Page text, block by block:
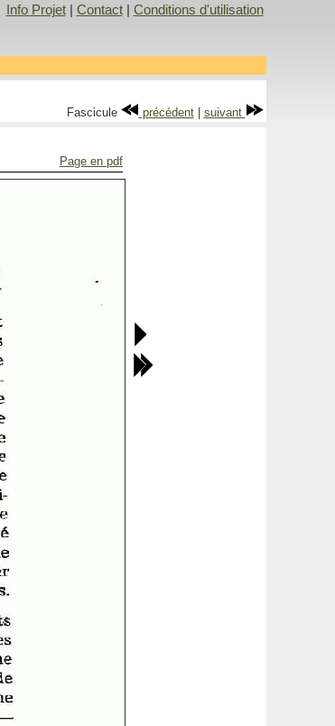
Info Projet| Contact| Conditions d'utilisation
Fascicule précédent| suivant
Page en pdf